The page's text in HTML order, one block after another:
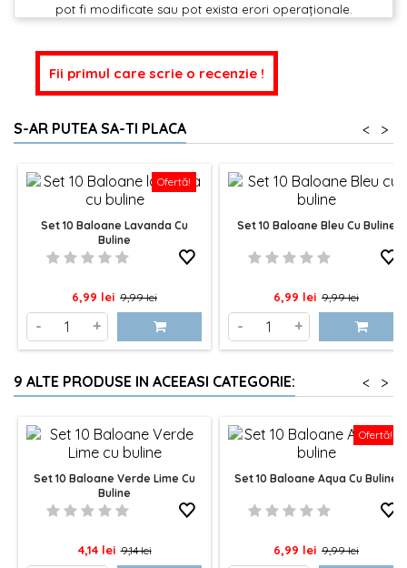
pot fi modificate sau pot exista erori operaționale.
Fii primul care scrie o recenzie !
S-AR PUTEA SA-TI PLACA >
<
Ofertă!
Set 10 Baloane Lavanda Cu
Buline
Pret
6,99 lei Pret
baza
9,99 lei
- +
Set 10 Baloane Bleu Cu Buline
Pret
6,99 lei Pret
baza
9,99 lei
- +
9 ALTE PRODUSE IN ACEEASI CATEGORIE: >
<
Set 10 Baloane Verde Lime Cu
Buline
Pret
4,14 lei Pret
9,14 lei
Ofertă!
Set 10 Baloane Aqua Cu Buline
Pret
6,99 lei Pret
9,99 lei